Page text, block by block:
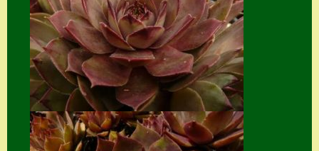
Shop
Suche
Sue Thomas
Translator
Versand
Versand von